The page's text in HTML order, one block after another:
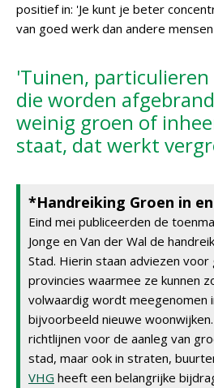
positief in: 'Je kunt je beter
van goed werk dan andere
'Tuinen,
die worden
weinig groen of
staat, dat werkt
*Handreiking Groen in
Eind mei publiceerden de
Jonge en Van der Wal de
Stad. Hierin staan adviezen
provincies waarmee ze kunnen
volwaardig wordt meegenomen
bijvoorbeeld nieuwe
richtlijnen voor de aanleg van
stad, maar ook in straten,
VHG heeft een belangrijke